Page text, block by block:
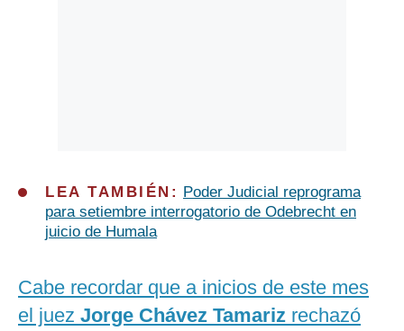
LEA TAMBIÉN:
Poder Judicial reprograma
para setiembre interrogatorio de Odebrecht en
juicio de Humala
Cabe recordar que a inicios de este mes
el juez Jorge Chávez Tamariz rechazó